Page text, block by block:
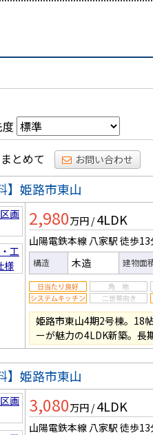
とめて お問い合わせ
】姫路市東山
2,980万円 / 4LDK
山陽電鉄本線 八家駅 徒歩13
構造 木造 建物面
姫路市東山4期2号棟。18
ーが魅力の4LDK新築。長
】姫路市東山
3,080万円 / 4LDK
山陽電鉄本線 八家駅 徒歩13